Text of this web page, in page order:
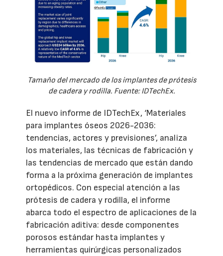
Tamaño del mercado de los implantes de prótesis
de cadera y rodilla. Fuente: IDTechEx.
El nuevo informe de IDTechEx, ‘Materiales
para implantes óseos 2026-2036:
tendencias, actores y previsiones’, analiza
los materiales, las técnicas de fabricación y
las tendencias de mercado que están dando
forma a la próxima generación de implantes
ortopédicos. Con especial atención a las
prótesis de cadera y rodilla, el informe
abarca todo el espectro de aplicaciones de la
fabricación aditiva: desde componentes
porosos estándar hasta implantes y
herramientas quirúrgicas personalizados